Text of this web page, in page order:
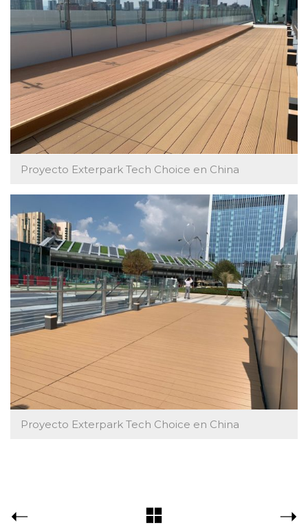
Proyecto Exterpark Tech Choice en China
Proyecto Exterpark Tech Choice en China